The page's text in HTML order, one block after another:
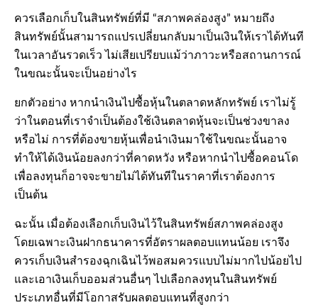
ควรเลือกเก็บในสินทรัพย์ที่มี “สภาพคล่องสูง” หมายถึง
สินทรัพย์นั้นสามารถแปรเปลี่ยนกลับมาเป็นเงินให้เราได้ทันที
ในเวลาอันรวดเร็ว ไม่เสียเปรียบแม้ว่าภาวะหรือสถานการณ์
ในขณะนั้นจะเป็นอย่างไร
ยกตัวอย่าง หากนำเงินไปซื้อหุ้นในตลาดหลักทรัพย์ เราไม่รู้
ว่าในตอนที่เราจำเป็นต้องใช้เงินตลาดหุ้นจะเป็นช่วงขาลง
หรือไม่ การที่ต้องขายหุ้นเพื่อนำเงินมาใช้ในขณะนั้นอาจ
ทำให้ได้เงินน้อยลงกว่าที่คาดหวัง หรือหากนำไปซื้อคอนโด
เพื่อลงทุนก็อาจจะขายไม่ได้ทันทีในราคาที่เราต้องการ
เป็นต้น
ฉะนั้น เมื่อต้องเลือกเก็บเงินไว้ในสินทรัพย์สภาพคล่องสูง
โดยเฉพาะเงินฝากธนาคารที่อัตราผลตอบแทนน้อย เราจึง
ควรเก็บเงินสำรองฉุกเฉินไว้พอสมควรแบบไม่มากไปน้อยไป
และเอาเงินเก็บออมส่วนอื่นๆ ไปเลือกลงทุนในสินทรัพย์
ประเภทอื่นที่มีโอกาสรับผลตอบแทนที่สูงกว่า